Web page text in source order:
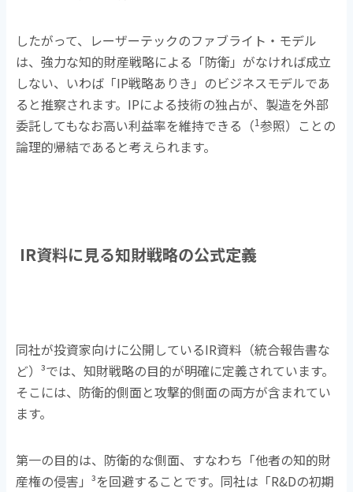
したがって、レーザーテックのファブライト・モデル
は、強力な知的財産戦略による「防衛」がなければ成立
しない、いわば「IP戦略ありき」のビジネスモデルであ
ると推察されます。 IPによる技術の独占が、製造を外部
委託してもなお高い利益率を維持できる（1参照）ことの
論理的帰結であると考えられます。
IR資料に見る知財戦略の公式定義
同社が投資家向けに公開しているIR資料（統合報告書な
ど）³では、知財戦略の目的が明確に定義されています。
そこには、防衛的側面と攻撃的側面の両方が含まれてい
ます。
第一の目的は、防衛的な側面、すなわち「他者の知的財
産権の侵害」³を回避することです。同社は「R&Dの初期